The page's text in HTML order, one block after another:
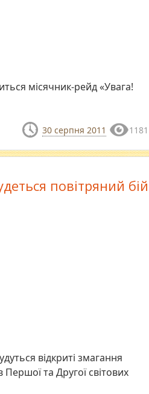
місячник-рейд «Увага!
30 серпня 2011 1181
повітряний бій
відкриті змагання
Першої та Другої світових